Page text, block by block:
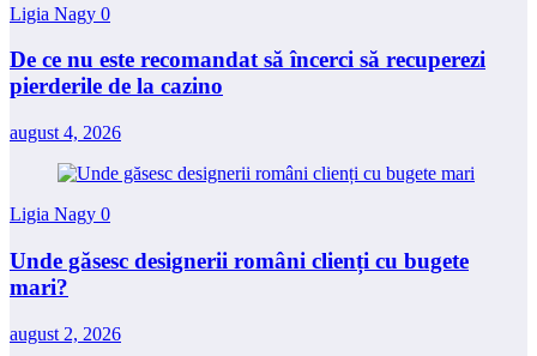
Ligia Nagy 0
De ce nu este recomandat să încerci să recuperezi
pierderile de la cazino
august 4, 2026
Ligia Nagy 0
Unde găsesc designerii români clienți cu bugete
mari?
august 2, 2026